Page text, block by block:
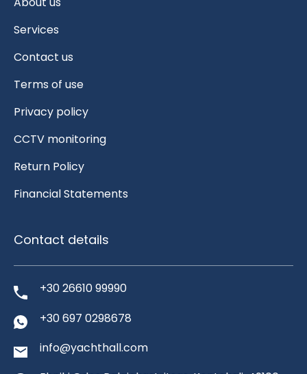
Services
Contact us
Terms of use
Privacy policy
CCTV monitoring
Return Policy
Financial Statements
Contact details
+30 26610 99990
+30 697 0298678
info@yachthall.com